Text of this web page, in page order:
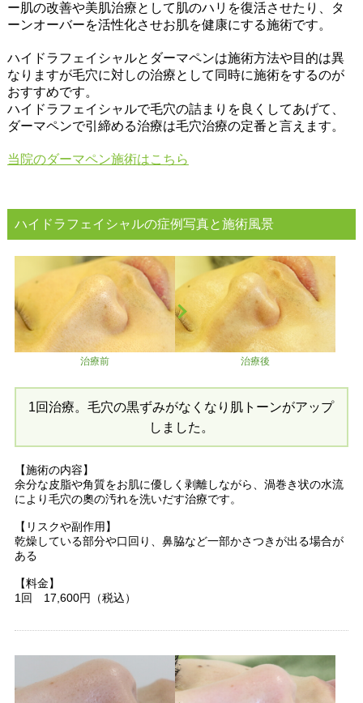
ー肌の改善や美肌治療として肌のハリを復活させたり、タ
ーンオーバーを活性化させお肌を健康にする施術です。
ハイドラフェイシャルとダーマペンは施術方法や目的は異
なりますが毛穴に対しの治療として同時に施術をするのが
おすすめです。
ハイドラフェイシャルで毛穴の詰まりを良くしてあげて、
ダーマペンで引締める治療は毛穴治療の定番と言えます。
当院のダーマペン施術はこちら
ハイドラフェイシャルの症例写真と施術風景
治療前 治療後
1回治療。毛穴の黒ずみがなくなり肌トーンがアップ
しました。
【施術の内容】
余分な皮脂や角質をお肌に優しく剥離しながら、渦巻き状の水流
により毛穴の奧の汚れを洗いだす治療です。
【リスクや副作用】
乾燥している部分や口回り、鼻脇など一部かさつきが出る場合が
ある
【料金】
1回 17,600円（税込）